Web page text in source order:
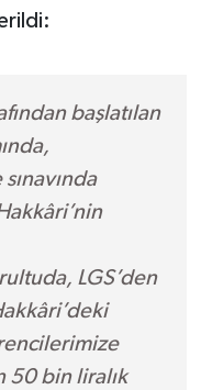
başlatılan
LGS’den
50 bin liralık